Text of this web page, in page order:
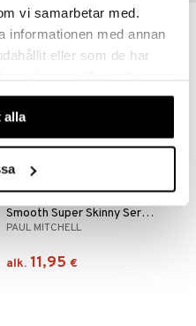
vi samarbetar med.
informationen med annan
eller som de har
av vår webbplats.
alla
Smooth Super Skinny Serum - Humidity Resistant
PAUL MITCHELL
alk. 11,95 €